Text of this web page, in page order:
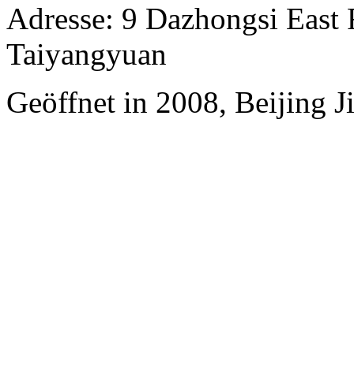
Adresse: 9 Dazhongsi
Taiyangyuan
Geöffnet in 2008, Beijing